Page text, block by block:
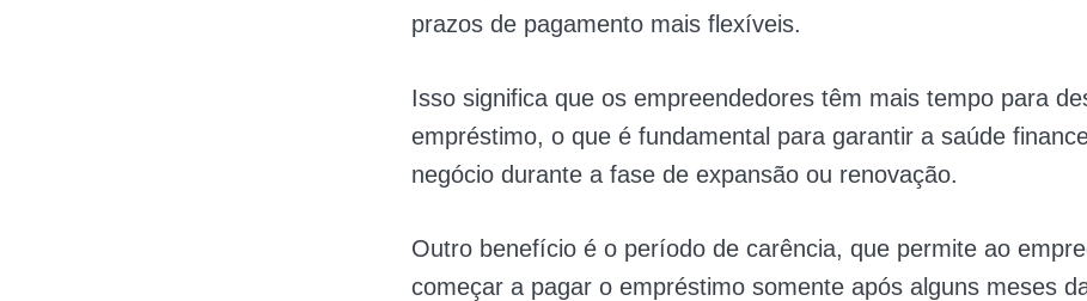
prazos de pagamento mais flexíveis.
Isso significa que os empreendedores têm mais tempo para
empréstimo, o que é fundamental para garantir a saúde
negócio durante a fase de expansão ou renovação.
Outro benefício é o período de carência, que permite ao
começar a pagar o empréstimo somente após alguns meses